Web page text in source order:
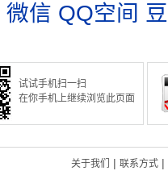
微信 QQ空间
试试手机扫一扫
在你手机上继续浏览此页面
关于我们 | 联系方式|